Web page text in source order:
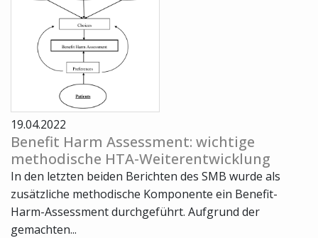
19.04.2022
Benefit Harm Assessment: wichtige
methodische HTA-Weiterentwicklung
In den letzten beiden Berichten des SMB wurde als
zusätzliche methodische Komponente ein Benefit-
Harm-Assessment durchgeführt. Aufgrund der
gemachten...